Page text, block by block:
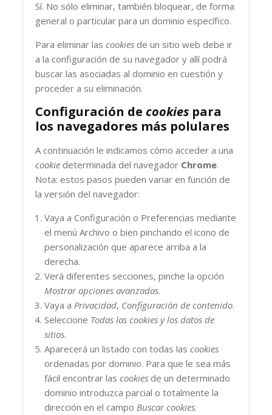
Sí. No sólo eliminar, también bloquear, de forma
general o particular para un dominio específico.
Para eliminar lascookies de un sitio web debe ir
a la configuración de su navegador y allí podrá
buscar las asociadas al dominio en cuestión y
proceder a su eliminación.
Configuración de cookies para
los navegadores más polulares
A continuación le indicamos cómo acceder a una
cookie determinada del navegador Chrome.
Nota: estos pasos pueden variar en función de
la versión del navegador:
Vaya a Configuración o Preferencias mediante
el menú Archivo o bien pinchando el icono de
personalización que aparece arriba a la
derecha.
Verá diferentes secciones, pinche la opción
Mostrar opciones avanzadas.
Vaya aPrivacidad, Configuración de contenido.
Seleccione Todas lascookies y los datos de
sitios.
Aparecerá un listado con todas lascookies
ordenadas por dominio. Para que le sea más
fácil encontrar lascookies de un determinado
dominio introduzca parcial o totalmente la
dirección en el campoBuscar cookies.